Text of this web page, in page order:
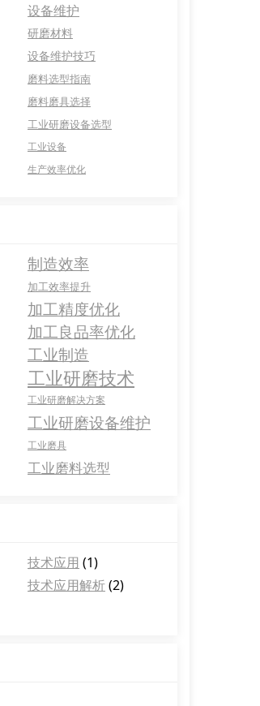
设备维护
研磨材料
设备维护技巧
磨料选型指南
磨料磨具选择
工业研磨设备选型
工业设备
生产效率优化
制造效率
加工效率提升
加工精度优化
加工良品率优化
工业制造
工业研磨技术
工业研磨解决方案
工业研磨设备维护
工业磨具
工业磨料选型
技术应用 (1)
技术应用解析(2)